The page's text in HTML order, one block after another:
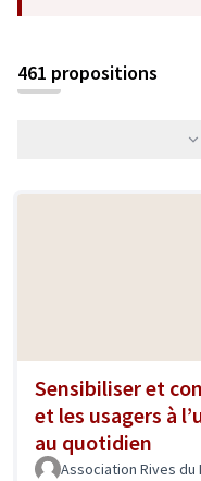
461 propositions
Sensibiliser et
et les usagers à
au quotidien
Association Rives du